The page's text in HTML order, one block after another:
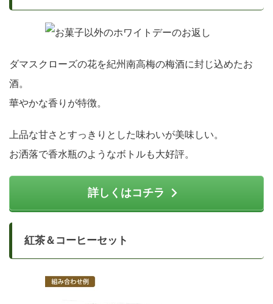
ダマスクローズの花を紀州南高梅の梅酒に封じ込めたお
酒。
華やかな香りが特徴。
上品な甘さとすっきりとした味わいが美味しい。
お洒落で香水瓶のようなボトルも大好評。
詳しくはコチラ
紅茶＆コーヒーセット